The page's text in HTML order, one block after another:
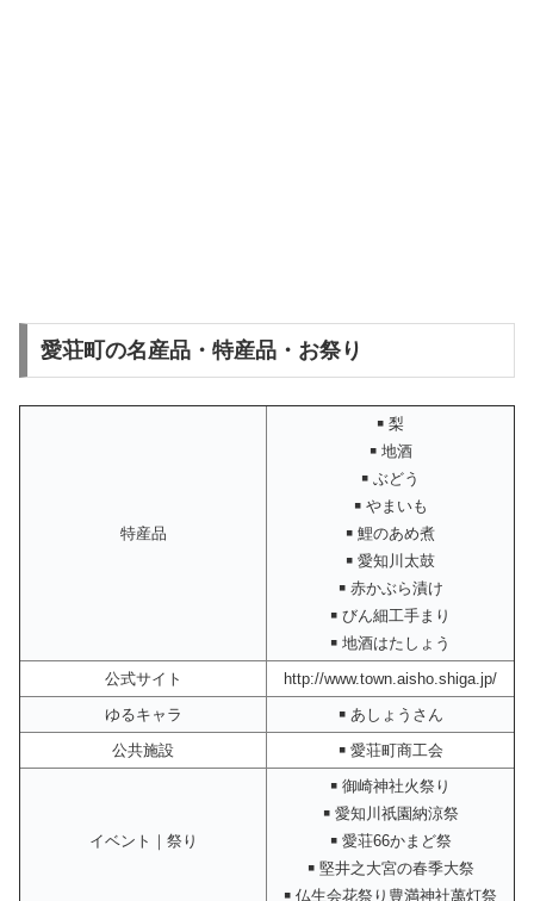
愛荘町の名産品・特産品・お祭り
特産品
￭ 梨
￭ 地酒
￭ ぶどう
￭ やまいも
￭ 鯉のあめ煮
￭ 愛知川太鼓
￭ 赤かぶら漬け
￭ びん細工手まり
￭ 地酒はたしょう
公式サイト
http://www.town.aisho.shiga.jp/
ゆるキャラ
￭ あしょうさん
公共施設
￭ 愛荘町商工会
イベント｜祭り
￭ 御崎神社火祭り
￭ 愛知川祇園納涼祭
￭ 愛荘66かまど祭
￭ 堅井之大宮の春季大祭
￭ 仏生会花祭り豊満神社萬灯祭